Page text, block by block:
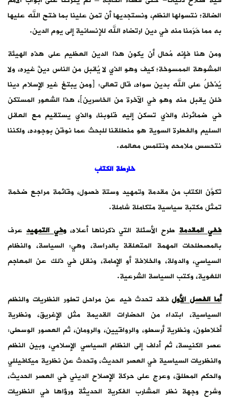
الضالة؛ نتسولها النظم، ونستجديها أن تمن علينا بما فتح الله عليها
به مما حَرَمنا منه في دين ارتضاه الله للإنسانية إلى يوم الدين.
ومن هنا فإنه مُحال أن يكون هذا الدين العظيم على هذه الهيئة
المشوهة الممسوخة؛ كيف وهو الذي لا يُقبل من الناس دينٌ غيره، ولا
يُدْخَلُ على الله بدين سواه، قال تعالى: ﴿ومن يبتغ غير الإسلام دينا
فلن يقبل منه وهو في الآخرة من الخاسرين﴾، هذا الشعور المستكن
في ضمائرنا، والذي تسكن إليه قلوبنا، والذي يستقيم مع العقل
السليم والفطرة السوية هو منطلقنا للبحث عما نوقن بوجوده، ولكننا
نتحسس ملامحه ونتلمس معالمه.
خارطة الكتاب
تَكوَّن الكتاب من مقدمة وتمهيد وستة فصول، وقائمة مراجع ضخمة
تمثل مكتبة سياسية متكاملة شاملة.
ففي المقدمةطرح الأسئلة التي ذكرناها أعلاه،وفي التمهيدعرف
بالمصطلحات المهمة المتعلقة بالدراسة، وهي: السياسة، والنظام
السياسي، والدولة، والخلافة أو الإمامة، ونقل في ذلك عن المعاجم
اللغوية، وكتب السياسة الشرعية.
أما الفصل الأولفقد تحدث فيه عن مراحل تطور النظريات والنظم
السياسية، ابتداء من الحضارات القديمة مثل الإغريق، ونظرية
أفلاطون، ونظرية أرسطو، والرواقيين، والرومان، ثم العصور الوسطى:
عصر الكنيسة، ثم أدلف إلى النظام السياسي الإسلامي، وبين النظم
والنظريات السياسية في العصر الحديث، وتحدث عن نظرية ميكافيللي
والحكم المطلق، وعرج على حركة الإصلاح الديني في العصر الحديث،
وشرح وجهة نظر المشارب الفكرية الحديثة ورؤاها في النظريات